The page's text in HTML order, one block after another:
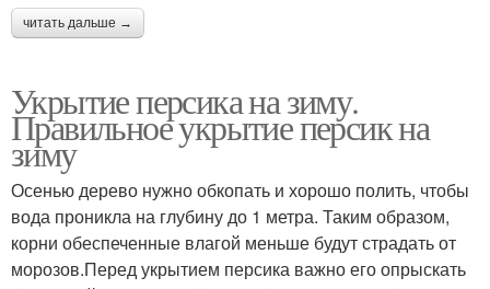
читать дальше →
Укрытие персика на зиму.
Правильное укрытие персик на
зиму
Осенью дерево нужно обкопать и хорошо полить, чтобы
вода проникла на глубину до 1 метра. Таким образом,
корни обеспеченные влагой меньше будут страдать от
морозов.Перед укрытием персика важно его опрыскать